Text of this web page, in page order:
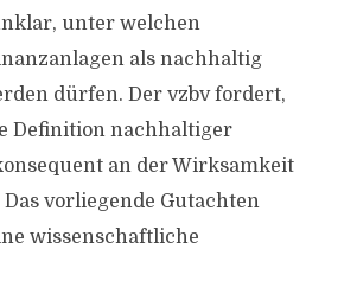
unter welchen
als nachhaltig
dürfen. Der vzbv fordert,
Definition nachhaltiger
an der Wirksamkeit
vorliegende Gutachten
wissenschaftliche